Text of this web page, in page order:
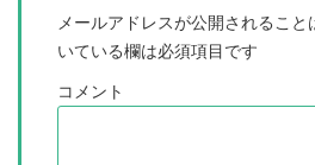
メールアドレスが公開されること
いている欄は必須項目です
コメント